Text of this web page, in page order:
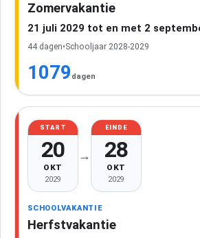
Zomervakantie
21 juli 2029 tot en met 2
44 dagen•Schooljaar 2028-2029
1079 dagen
START
20
OKT
2029
→
EINDE
28
OKT
2029
SCHOOLVAKANTIE
Herfstvakantie